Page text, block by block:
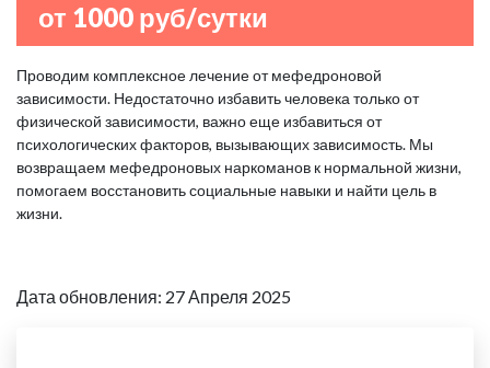
от 1000 руб/сутки
Проводим комплексное лечение от мефедроновой
зависимости. Недостаточно избавить человека только от
физической зависимости, важно еще избавиться от
психологических факторов, вызывающих зависимость. Мы
возвращаем мефедроновых наркоманов к нормальной жизни,
помогаем восстановить социальные навыки и найти цель в
жизни.
Дата обновления: 27 Апреля 2025